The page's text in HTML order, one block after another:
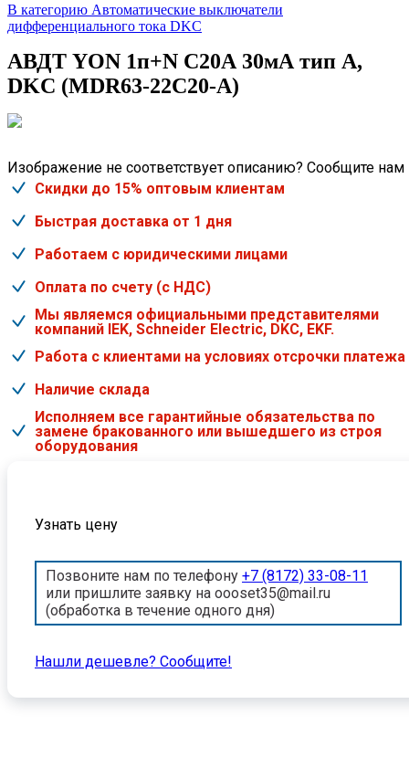
В категорию Автоматические выключатели
дифференциального тока DKC
АВДТ YON 1п+N C20А 30мА тип А,
DKC (MDR63-22C20-A)
Изображение не соответствует описанию? Сообщите нам
Скидки до 15% оптовым клиентам
Быстрая доставка от 1 дня
Работаем с юридическими лицами
Оплата по счету (с НДС)
Мы являемся официальными представителями
компаний IEK, Schneider Electric, DKC, EKF.
Работа с клиентами на условиях отсрочки платежа
Наличие склада
Исполняем все гарантийные обязательства по
замене бракованного или вышедшего из строя
оборудования
Узнать цену
Позвоните нам по телефону +7 (8172) 33-08-11
или пришлите заявку на oooset35@mail.ru
(обработка в течение одного дня)
Нашли дешевле? Cообщите!